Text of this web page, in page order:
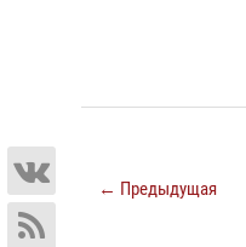
← Предыдущая